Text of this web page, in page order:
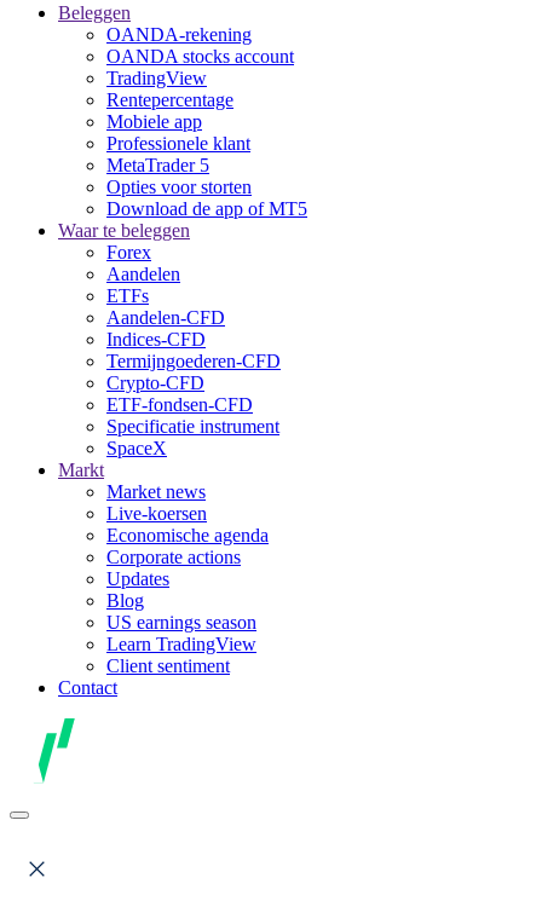
Beleggen
OANDA-rekening
OANDA stocks account
TradingView
Rentepercentage
Mobiele app
Professionele klant
MetaTrader 5
Opties voor storten
Download de app of MT5
Waar te beleggen
Forex
Aandelen
ETFs
Aandelen-CFD
Indices-CFD
Termijngoederen-CFD
Crypto-CFD
ETF-fondsen-CFD
Specificatie instrument
SpaceX
Markt
Market news
Live-koersen
Economische agenda
Corporate actions
Updates
Blog
US earnings season
Learn TradingView
Client sentiment
Contact